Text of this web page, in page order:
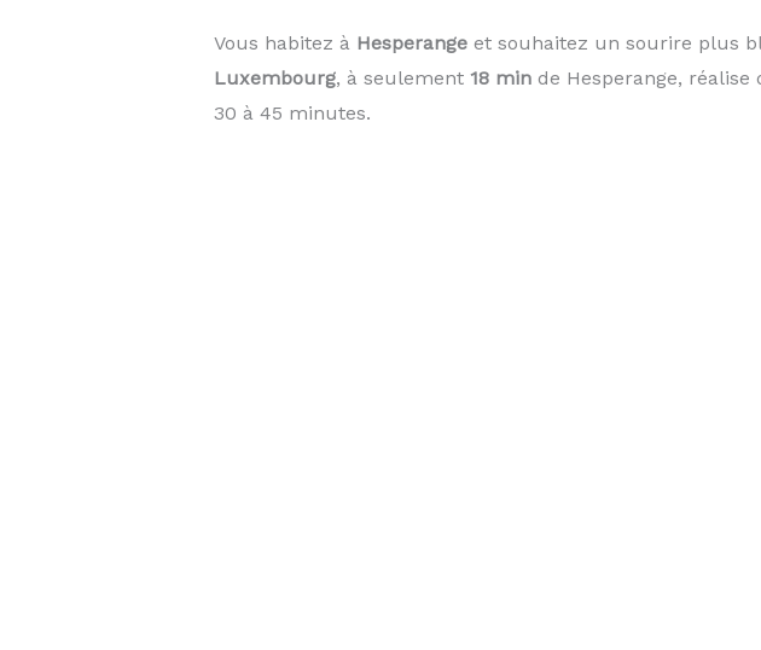
Vous habitez à Hesperangeet souhaitez un sourire plus
Luxembourg, à seulement 18 minde Hesperange, réalise
30 à 45 minutes.